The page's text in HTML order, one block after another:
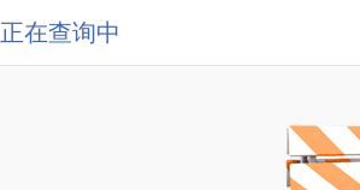
正在查询中